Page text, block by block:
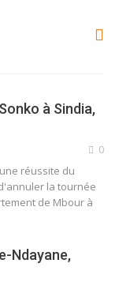
à Sindia,
0
réussite du
la tournée
de Mbour à
Ndayane,